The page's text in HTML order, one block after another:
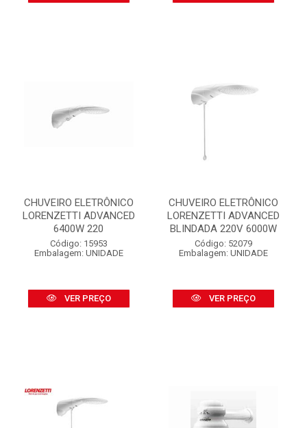
CHUVEIRO ELETRÔNICO
LORENZETTI ADVANCED
6400W 220
Código: 15953
Embalagem: UNIDADE
VER PREÇO
CHUVEIRO ELETRÔNICO
LORENZETTI ADVANCED
BLINDADA 220V 6000W
Código: 52079
Embalagem: UNIDADE
VER PREÇO